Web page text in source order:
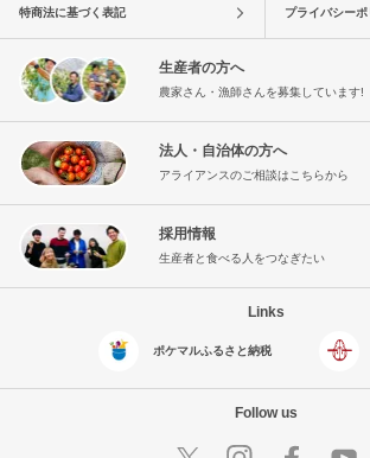
特商法に基づく表記 プライバシー
生産者の方へ
農家さん・漁師さんを募集しています!
法人・自治体の方へ
アライアンスのご相談はこちらから
採用情報
生産者と食べる人をつなぎたい
Links
ポケマルふるさと納税
Follow us